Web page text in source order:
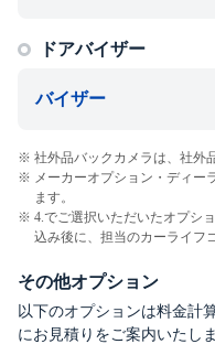
ドアバイザー
バイザー
社外品バックカメラは、社外
メーカーオプション・ディー
ます。
4.でご選択いただいたオプシ
込み後に、担当のカーライフ
その他オプション
以下のオプションは料金計
にお見積りをご案内いたしま